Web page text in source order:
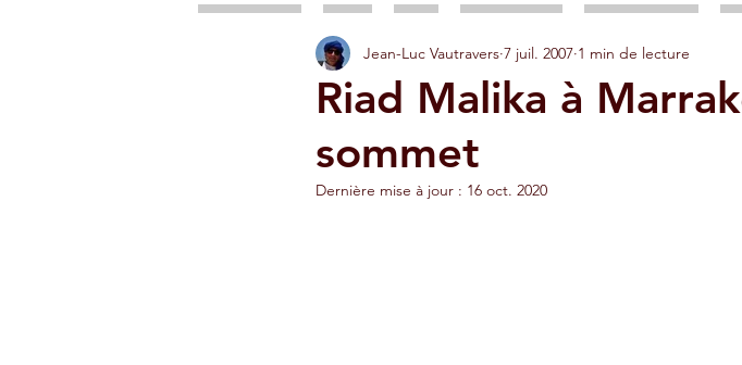
Nature Berbère Politique
Alimentation Evénements
Riad Malika à
sommet
Jean-Luc Vautravers 7 juil. 2007 1 min de lecture
Dernière mise à jour : 16 oct. 2020